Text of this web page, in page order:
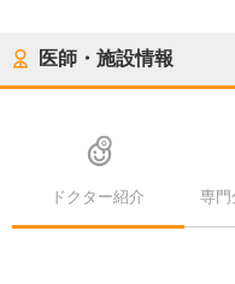
医師・施設情報
ドクター紹介 専門